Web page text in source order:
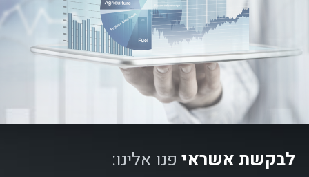
לבקשת אשראי פנו אלינו: